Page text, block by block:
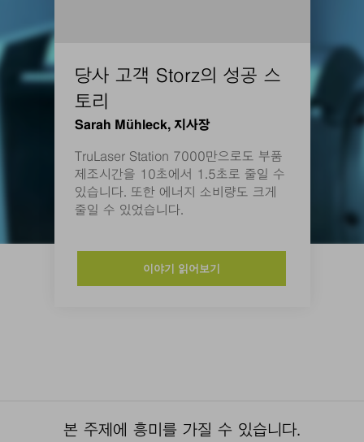
당사 고객 Storz의 성공 스
토리
Sarah Mühleck, 지사장
TruLaser Station 7000만으로도 부품
제조시간을 10초에서 1.5초로 줄일 수
있습니다. 또한 에너지 소비량도 크게
줄일 수 있었습니다.
이야기 읽어보기
본 주제에 흥미를 가질 수 있습니다.